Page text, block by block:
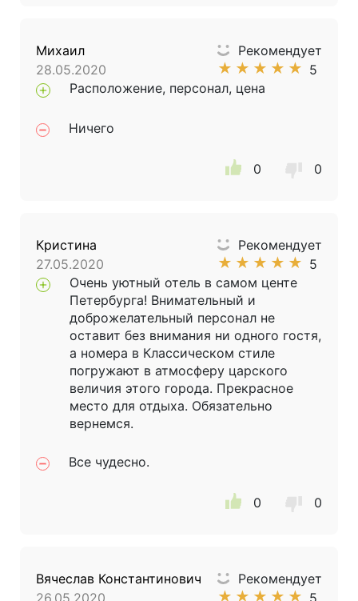
Михаил
28.05.2020
Рекомендует
★ ★ ★ ★ ★ 5
Расположение, персонал, цена
Ничего
0 0
Кристина
27.05.2020
Рекомендует
★ ★ ★ ★ ★ 5
Очень уютный отель в самом центе
Петербурга! Внимательный и
доброжелательный персонал не
оставит без внимания ни одного гостя,
а номера в Классическом стиле
погружают в атмосферу царского
величия этого города. Прекрасное
место для отдыха. Обязательно
вернемся.
Все чудесно.
0 0
Вячеслав Константинович
26.05.2020
Рекомендует
★ ★ ★ ★ ★ 5